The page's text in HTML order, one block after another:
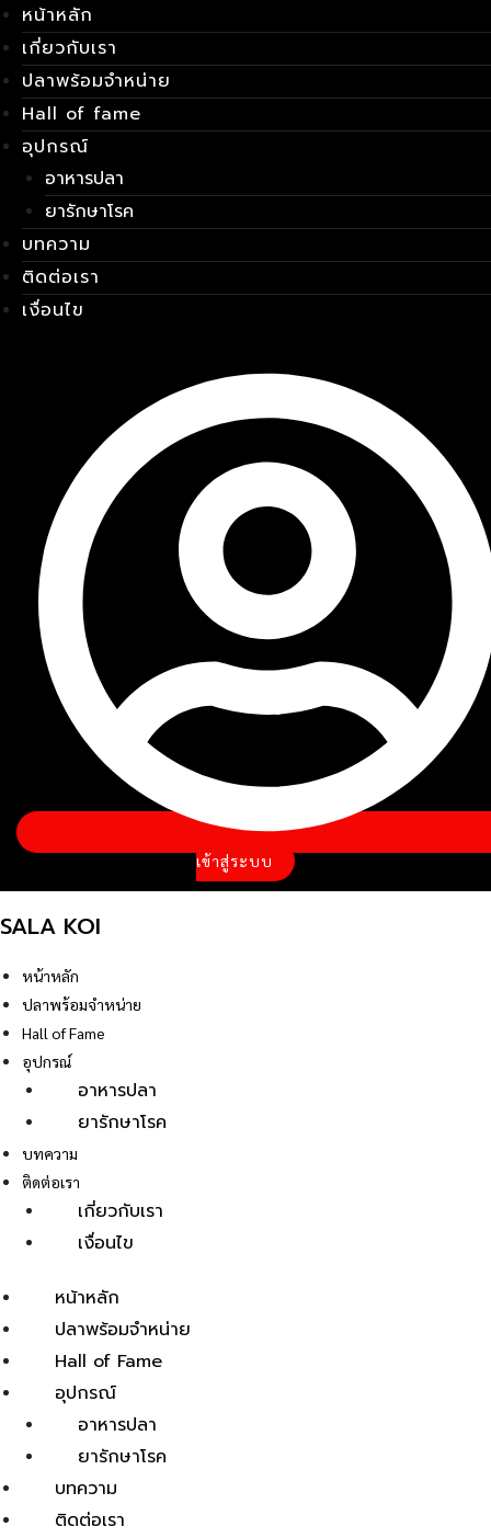
Skip
to
content
หน้าหลัก
เกี่ยวกับเรา
ปลาพร้อมจำหน่าย
Hall of fame
อุปกรณ์
อาหารปลา
ยารักษาโรค
บทความ
ติดต่อเรา
เงื่อนไข
เข้าสู่ระบบ
SALA KOI
หน้าหลัก
ปลาพร้อมจำหน่าย
Hall of Fame
อุปกรณ์
อาหารปลา
ยารักษาโรค
บทความ
ติดต่อเรา
เกี่ยวกับเรา
เงื่อนไข
หน้าหลัก
ปลาพร้อมจำหน่าย
Hall of Fame
อุปกรณ์
อาหารปลา
ยารักษาโรค
บทความ
ติดต่อเรา
เมนู